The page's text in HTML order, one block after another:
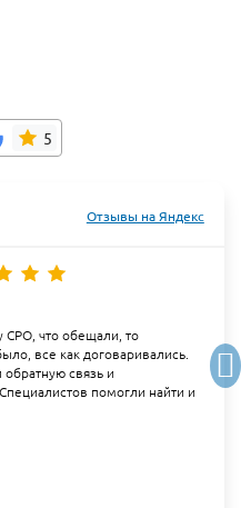
5
Отзывы на Яндекс
что обещали, то
все как договаривались.
связь и
помогли найти и